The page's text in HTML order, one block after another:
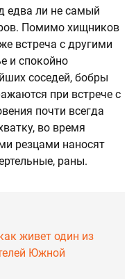
едва ли не самый
Помимо хищников
встреча с другими
и спокойно
соседей, бобры
при встрече с
почти всегда
во время
резцами наносят
раны.
живет один из
Южной